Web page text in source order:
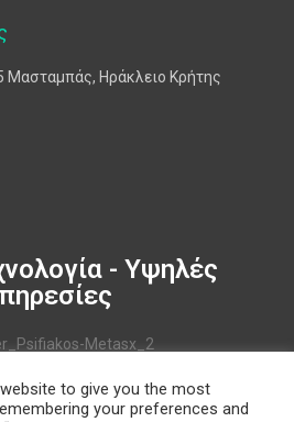
Μασταμπάς, Ηράκλειο Κρήτης
- Υψηλές
Δεδομένων
to give you the most
your preferences and